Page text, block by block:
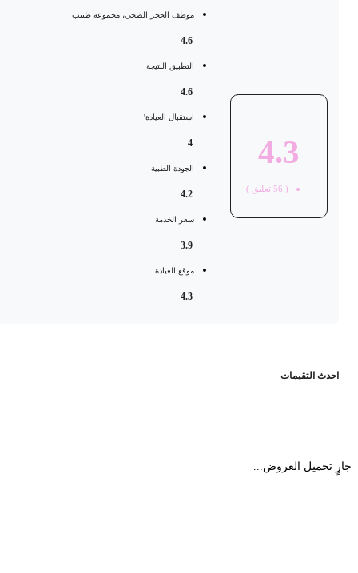
4.3
56 تعليق )
موظف الحجر الصحي، مجموعة طبيب
التطبيق النتيجة
استقبال العيادة'
الجودة الطبية
سعر الخدمة
موقع العيادة
التقيمات
تحميل العروض...